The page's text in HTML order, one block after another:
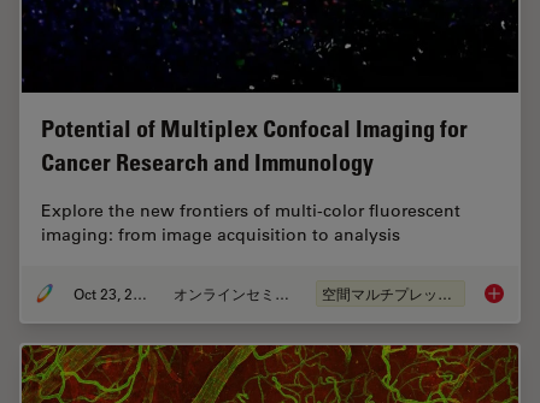
Potential of Multiplex Confocal Imaging for
Cancer Research and Immunology
Explore the new frontiers of multi-color fluorescent
imaging: from image acquisition to analysis
Oct 23, 2023 オンラインセミナー 空間マルチプレックス